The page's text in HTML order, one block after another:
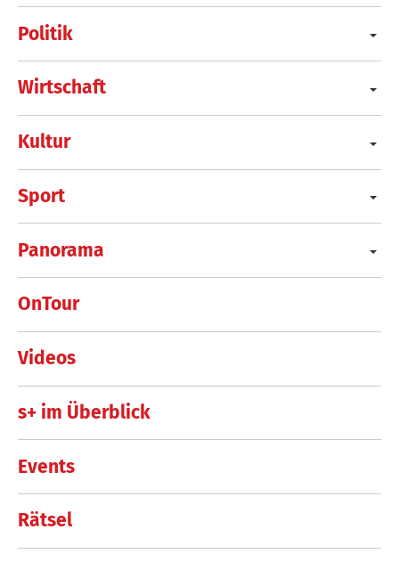
Politik
Wirtschaft
Kultur
Sport
Panorama
OnTour
Videos
s+ im Überblick
Events
Rätsel